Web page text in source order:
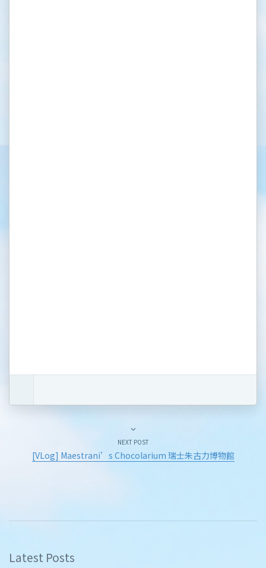
NEXT POST
[VLog] Maestrani’s Chocolarium 瑞士朱古力博物館
Latest Posts